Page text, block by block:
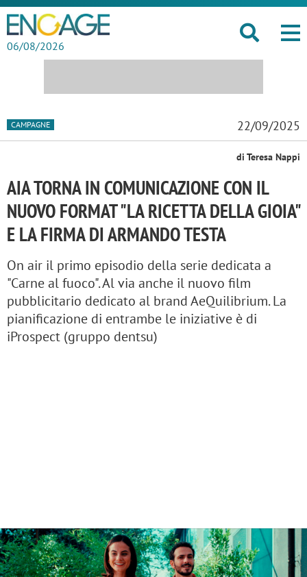
06/08/2026
CAMPAGNE 22/09/2025
di Teresa Nappi
AIA TORNA IN COMUNICAZIONE CON IL
NUOVO FORMAT "LA RICETTA DELLA GIOIA"
E LA FIRMA DI ARMANDO TESTA
On air il primo episodio della serie dedicata a
"Carne al fuoco". Al via anche il nuovo film
pubblicitario dedicato al brand AeQuilibrium. La
pianificazione di entrambe le iniziative è di
iProspect (gruppo dentsu)